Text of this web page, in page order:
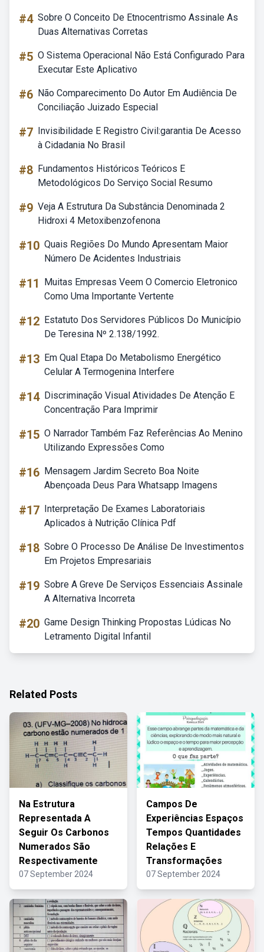
#4 Sobre O Conceito De Etnocentrismo Assinale As
Duas Alternativas Corretas
#5 O Sistema Operacional Não Está Configurado Para
Executar Este Aplicativo
#6 Não Comparecimento Do Autor Em Audiência De
Conciliação Juizado Especial
#7 Invisibilidade E Registro Civil:garantia De Acesso
à Cidadania No Brasil
#8 Fundamentos Históricos Teóricos E
Metodológicos Do Serviço Social Resumo
#9 Veja A Estrutura Da Substância Denominada 2
Hidroxi 4 Metoxibenzofenona
#10 Quais Regiões Do Mundo Apresentam Maior
Número De Acidentes Industriais
#11
Muitas Empresas Veem O Comercio Eletronico
Como Uma Importante Vertente
#12 Estatuto Dos Servidores Públicos Do Município
De Teresina Nº 2.138/1992.
#13 Em Qual Etapa Do Metabolismo Energético
Celular A Termogenina Interfere
#14 Discriminação Visual Atividades De Atenção E
Concentração Para Imprimir
#15 O Narrador Também Faz Referências Ao Menino
Utilizando Expressões Como
#16 Mensagem Jardim Secreto Boa Noite
Abençoada Deus Para Whatsapp Imagens
#17 Interpretação De Exames Laboratoriais
Aplicados à Nutrição Clínica Pdf
#18 Sobre O Processo De Análise De Investimentos
Em Projetos Empresariais
#19 Sobre A Greve De Serviços Essenciais Assinale
A Alternativa Incorreta
#20 Game Design Thinking Propostas Lúdicas No
Letramento Digital Infantil
Related Posts
Na Estrutura
Representada A
Seguir Os Carbonos
Numerados São
Respectivamente
07 September 2024
Campos De
Experiências Espaços
Tempos Quantidades
Relações E
Transformações
07 September 2024